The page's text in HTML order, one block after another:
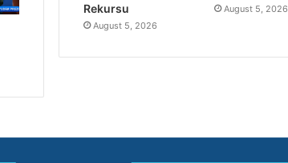
Rekursu
August 5, 2026
August 5, 2026